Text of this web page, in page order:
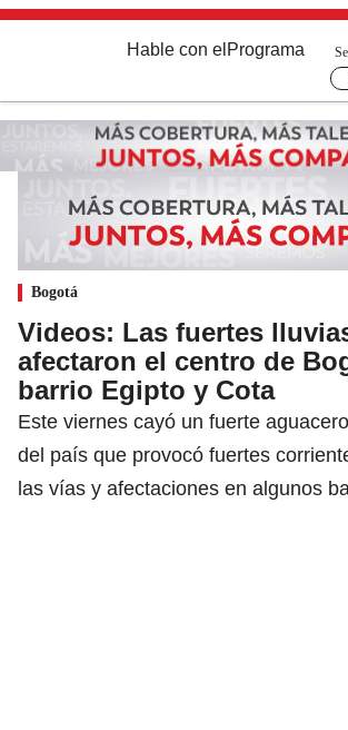
Hable con el Programa
Bogotá
Videos: Las fuertes
afectaron el centro de
barrio Egipto y Cota
Este viernes cayó un fuerte
del país que provocó fuertes
las vías y afectaciones en algunos